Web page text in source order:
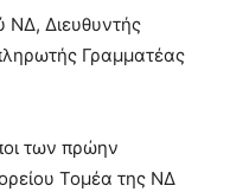
Διευθυντής
Γραμματέας
των πρώην
Τομέα της ΝΔ